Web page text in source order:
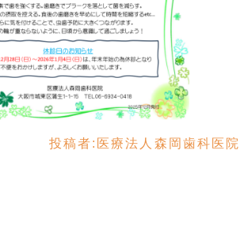
投稿者: 医療法人森岡歯科医院